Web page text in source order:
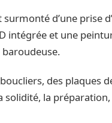
surmonté d’une prise
intégrée et une
des plaques
solidité, la préparation,